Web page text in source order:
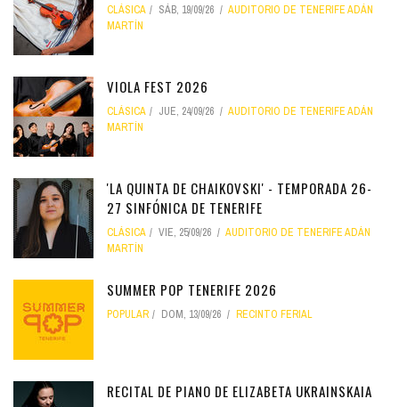
CLÁSICA SÁB, 19/09/26
AUDITORIO DE TENERIFE ADÁN
MARTÍN
VIOLA FEST 2026
CLÁSICA JUE, 24/09/26
AUDITORIO DE TENERIFE ADÁN
MARTÍN
'LA QUINTA DE CHAIKOVSKI' - TEMPORADA 26-
27 SINFÓNICA DE TENERIFE
CLÁSICA VIE, 25/09/26
AUDITORIO DE TENERIFE ADÁN
MARTÍN
SUMMER POP TENERIFE 2026
POPULAR DOM, 13/09/26 RECINTO FERIAL
RECITAL DE PIANO DE ELIZABETA UKRAINSKAIA